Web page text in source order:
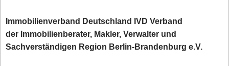
Immobilienverband Deutschland IVD Verband
der Immobilienberater, Makler, Verwalter und
Sachverständigen Region Berlin-Brandenburg e.V.